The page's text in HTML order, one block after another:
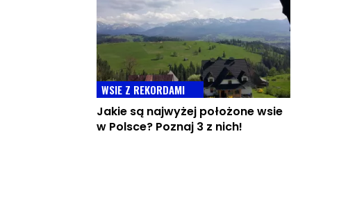
WSIE Z REKORDAMI
Jakie są najwyżej położone wsie
w Polsce? Poznaj 3 z nich!